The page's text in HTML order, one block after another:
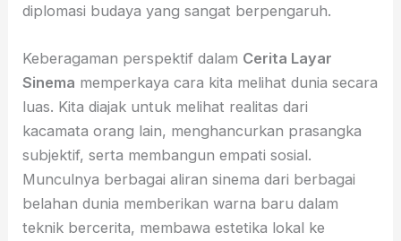
diplomasi budaya yang sangat berpengaruh.
Keberagaman perspektif dalam Cerita Layar
Sinema memperkaya cara kita melihat dunia secara
luas. Kita diajak untuk melihat realitas dari
kacamata orang lain, menghancurkan prasangka
subjektif, serta membangun empati sosial.
Munculnya berbagai aliran sinema dari berbagai
belahan dunia memberikan warna baru dalam
teknik bercerita, membawa estetika lokal ke